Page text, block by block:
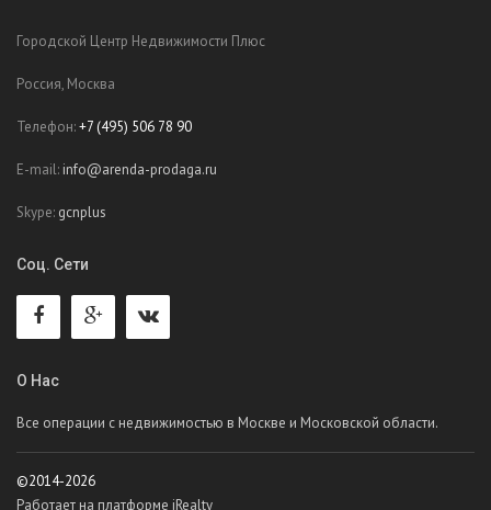
Городской Центр Недвижимости Плюс
Россия, Москва
Телефон:+7 (495) 506 78 90
E-mail: info@arenda-prodaga.ru
Skype: gcnplus
Соц. Сети
О Нас
Все операции с недвижимостью в Москве и Московской области.
©2014-2026
Работает на платформе iRealty